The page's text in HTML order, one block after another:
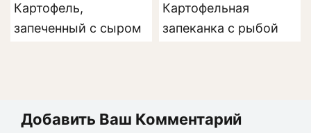
Картофель,
запеченный с сыром
Картофельная
запеканка с рыбой
Добавить Ваш Комментарий